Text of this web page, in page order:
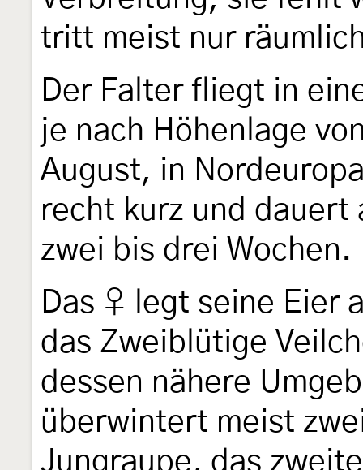
tritt meist nur
Der Falter fliegt in
je nach Höhenlage
August, in
recht kurz und dauert
zwei bis drei Wochen.
Das ♀ legt seine Eier
das Zweiblütige
dessen nähere
überwintert meist
Jungraupe, das